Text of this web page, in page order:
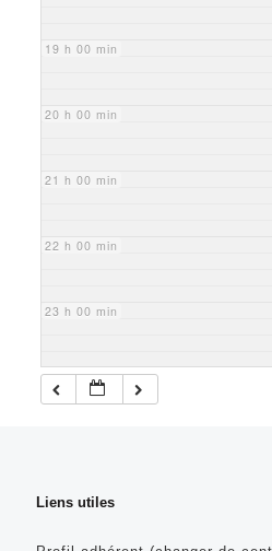
19 h 00 min
20 h 00 min
21 h 00 min
22 h 00 min
23 h 00 min
Liens utiles